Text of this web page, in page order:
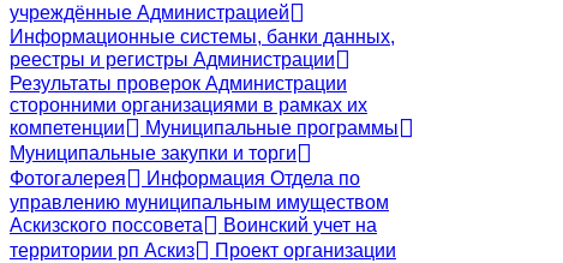
учреждённые Администрацией
Информационные системы, банки данных,
реестры и регистры Администрации
Результаты проверок Администрации
сторонними организациями в рамках их
компетенции
Муниципальные программы
Муниципальные закупки и торги
Фотогалерея
Информация Отдела по
управлению муниципальным имуществом
Аскизского поссовета
Воинский учет на
территории рп Аскиз
Проект организации